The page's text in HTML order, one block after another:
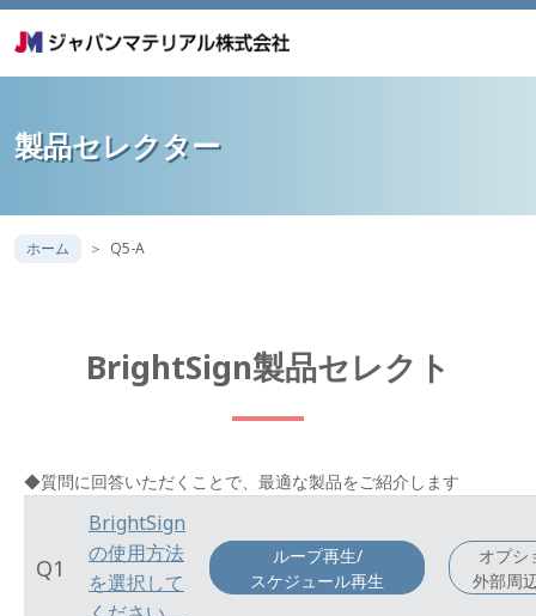
製品セレクター
ホーム Q5-A
BrightSign製品セレクト
◆質問に回答いただくことで、最適な製品をご紹介します
Q1
BrightSign
の使用方法
を選択して
ループ再生/
スケジュール再生
オプシ
外部周